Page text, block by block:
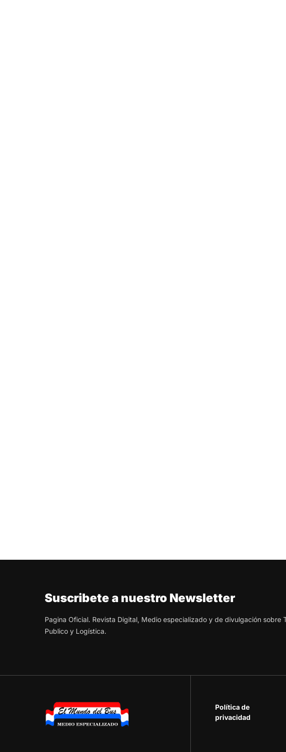
Suscribete a nuestro Newsletter
Pagina Oficial. Revista Digital, Medio especializado y de divulgación sobre
Publico y Logística.
Política de
privacidad